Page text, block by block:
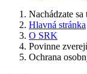
Nachádzate sa
Hlavná stránka
O SRK
Povinne
Ochrana